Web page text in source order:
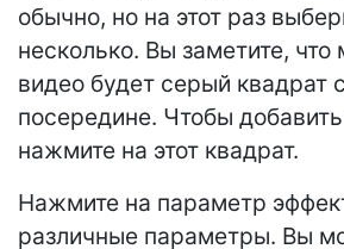
обычно, но на этот раз
несколько. Вы заметите,
видео будет серый квадрат
посередине. Чтобы
нажмите на этот квадрат.
Нажмите на параметр
различные параметры. Вы